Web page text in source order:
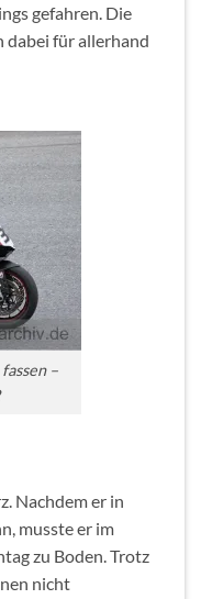
gefahren. Die
für allerhand
–
Nachdem er in
musste er im
zu Boden. Trotz
nicht